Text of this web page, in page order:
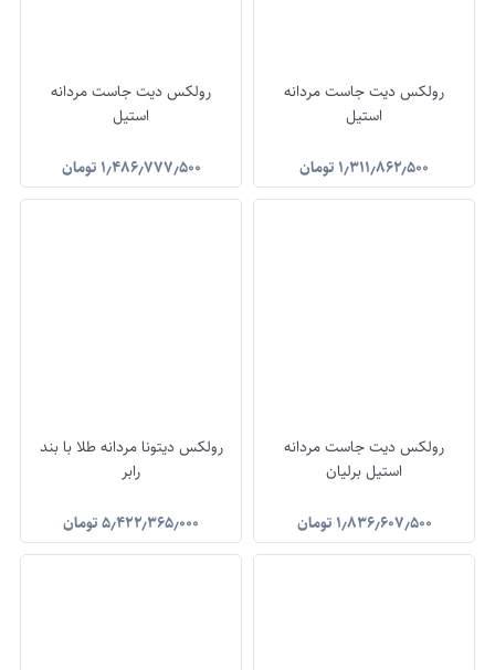
رولکس دیت جاست مردانه
استیل
۱٫۳۱۱٫۸۶۲٫۵۰۰ تومان
رولکس دیت جاست مردانه
استیل
۱٫۴۸۶٫۷۷۷٫۵۰۰ تومان
رولکس دیت جاست مردانه
استیل برلیان
۱٫۸۳۶٫۶۰۷٫۵۰۰ تومان
رولکس دیتونا مردانه طلا با بند
رابر
۵٫۴۲۲٫۳۶۵٫۰۰۰تومان